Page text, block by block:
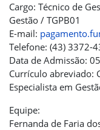
Cargo: Técnico de
Gestão / TGPB01
E-mail:
Telefone: (43) 3372-
Data de Admissão:
Currículo abreviado:
Especialista em
Equipe:
Fernanda de Faria